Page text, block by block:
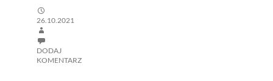
26.10.2021
DODAJ
KOMENTARZ